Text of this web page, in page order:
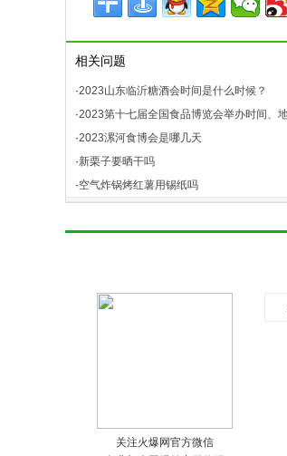
相关问题
·2023山东临沂糖酒会时间是什么时候？
·2023第十七届全国食品博览会举办时间、
·2023漯河食博会是哪几天
·新栗子要晒干吗
·空气炸锅烤红薯用锡纸吗
关注火爆网官方微信